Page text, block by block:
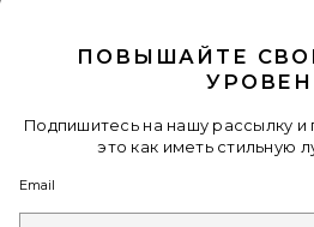
Favorite ТОП С
ПОВЫШАЙТЕ
Подпишитесь на нашу рассылку и
это как иметь стильную
Email